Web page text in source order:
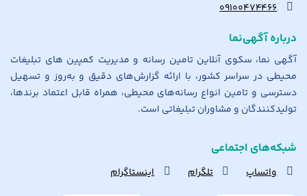
۰۹۱۰۰۴۷۴۴۶۶
درباره آگهی‌نما
آگهی نما، سکوی آنلاین تامین رسانه و مدیریت کمپین های تبلیغات
محیطی در سراسر کشور، با ارائه گزارش‌های دقیق و به‌روز و تسهیل
دسترسی و تامین انواع رسانه‌های محیطی، همراه قابل اعتماد برندها،
تولیدکنندگان و مشاوران تبلیغاتی است.
شبکه‌های اجتماعی
واتساپ تلگرام اینستاگرام